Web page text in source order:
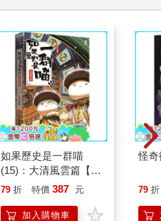
如果歷史是一群喵
(15)：大清風雲篇【萌
貓漫畫學歷史】
79 折 特價 387 元
加入購物車
怪
79 折